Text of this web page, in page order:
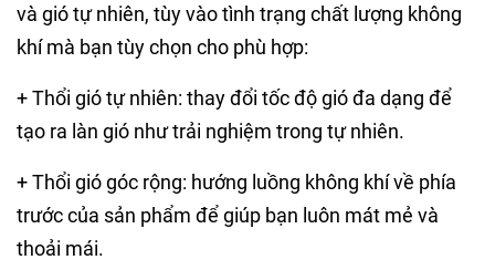
và gió tự nhiên, tùy vào tình trạng chất lượng không
khí mà bạn tùy chọn cho phù hợp:
+ Thổi gió tự nhiên: thay đổi tốc độ gió đa dạng để
tạo ra làn gió như trải nghiệm trong tự nhiên.
+ Thổi gió góc rộng: hướng luồng không khí về phía
trước của sản phẩm để giúp bạn luôn mát mẻ và
thoải mái.